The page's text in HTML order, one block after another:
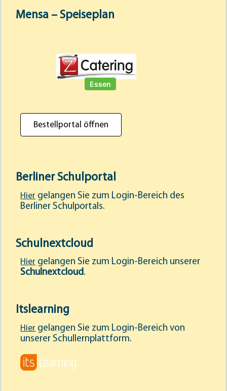
Mensa – Speiseplan
Bestellportal öffnen
Berliner Schulportal
Hier gelangen Sie zum Login-Bereich des
Berliner Schulportals.
Schulnextcloud
Hier gelangen Sie zum Login-Bereich unserer
Schulnextcloud.
Itslearning
Hier gelangen Sie zum Login-Bereich von
unserer Schullernplattform.